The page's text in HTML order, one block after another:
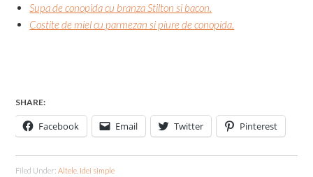
Supa de conopida cu branza Stilton si bacon.
Costite de miel cu parmezan si piure de conopida.
SHARE:
Facebook Email Twitter Pinterest
Filed Under: Altele Idei simple